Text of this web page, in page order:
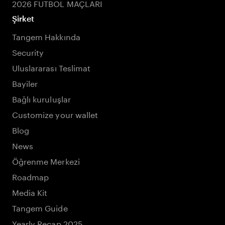
2026 FUTBOL MAÇLARI
Şirket
Tangem Hakkında
Security
Uluslararası Teslimat
Bayiler
Bağlı kuruluşlar
Customize your wallet
Blog
News
Öğrenme Merkezi
Roadmap
Media Kit
Tangem Guide